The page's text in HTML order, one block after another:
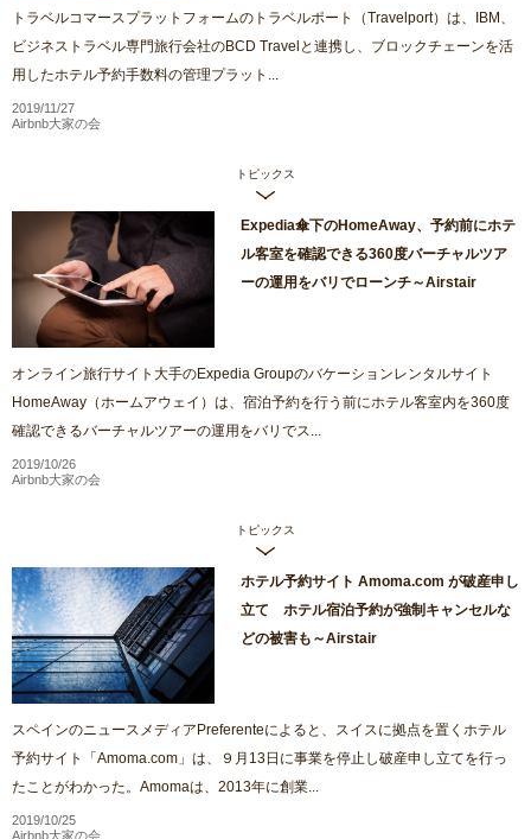
トラベルコマースプラットフォームのトラベルポート（Travelport）は、IBM、
ビジネストラベル専門旅行会社のBCD Travelと連携し、ブロックチェーンを活
用したホテル予約手数料の管理プラット...
2019/11/27
Airbnb大家の会
トピックス
Expedia傘下のHomeAway、予約前にホテ
ル客室を確認できる360度バーチャルツア
ーの運用をバリでローンチ～Airstair
オンライン旅行サイト大手のExpedia Groupのバケーションレンタルサイト
HomeAway（ホームアウェイ）は、宿泊予約を行う前にホテル客室内を360度
確認できるバーチャルツアーの運用をバリでス...
2019/10/26
Airbnb大家の会
トピックス
ホテル予約サイト Amoma.com が破産申し
立て ホテル宿泊予約が強制キャンセルな
どの被害も～Airstair
スペインのニュースメディアPreferenteによると、スイスに拠点を置くホテル
予約サイト「Amoma.com」は、９月13日に事業を停止し破産申し立てを行っ
たことがわかった。Amomaは、2013年に創業...
2019/10/25
Airbnb大家の会